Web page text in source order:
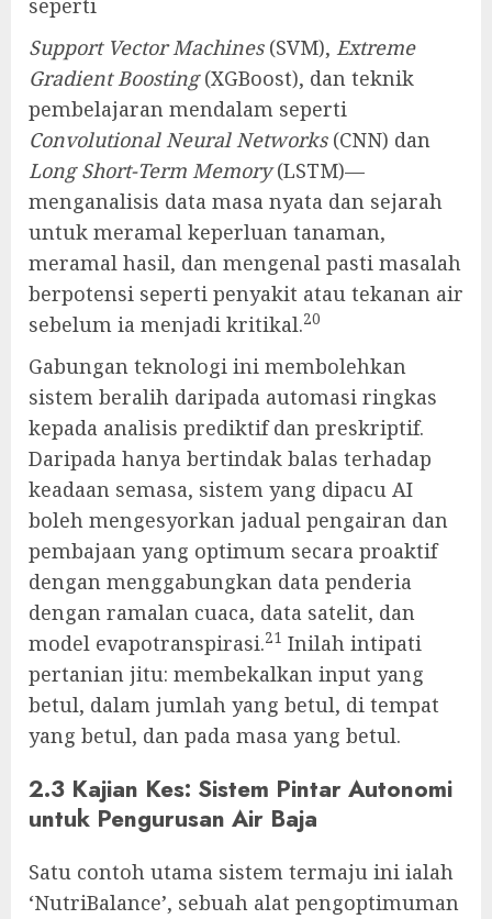
seperti
Support Vector Machines(SVM), Extreme
Gradient Boosting(XGBoost), dan teknik
pembelajaran mendalam seperti
Convolutional Neural Networks(CNN) dan
Long Short-Term Memory(LSTM)—
menganalisis data masa nyata dan sejarah
untuk meramal keperluan tanaman,
meramal hasil, dan mengenal pasti masalah
berpotensi seperti penyakit atau tekanan air
sebelum ia menjadi kritikal.20
Gabungan teknologi ini membolehkan
sistem beralih daripada automasi ringkas
kepada analisis prediktif dan preskriptif.
Daripada hanya bertindak balas terhadap
keadaan semasa, sistem yang dipacu AI
boleh mengesyorkan jadual pengairan dan
pembajaan yang optimum secara proaktif
dengan menggabungkan data penderia
dengan ramalan cuaca, data satelit, dan
model evapotranspirasi.21 Inilah intipati
pertanian jitu: membekalkan input yang
betul, dalam jumlah yang betul, di tempat
yang betul, dan pada masa yang betul.
2.3 Kajian Kes: Sistem Pintar Autonomi
untuk Pengurusan Air Baja
Satu contoh utama sistem termaju ini ialah
‘NutriBalance’, sebuah alat pengoptimuman